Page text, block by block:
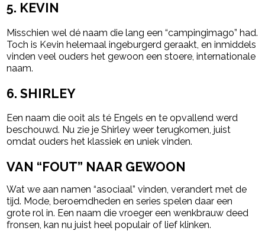
5. KEVIN
Misschien wel dé naam die lang een “campingimago” had.
Toch is Kevin helemaal ingeburgerd geraakt, en inmiddels
vinden veel ouders het gewoon een stoere, internationale
naam.
6.SHIRLEY
Een naam die ooit als té Engels en te opvallend werd
beschouwd. Nu zie je Shirley weer terugkomen, juist
omdat ouders het klassiek en uniek vinden.
VAN “FOUT” NAAR GEWOON
Wat we aan namen “asociaal” vinden, verandert met de
tijd. Mode, beroemdheden en series spelen daar een
grote rol in. Een naam die vroeger een wenkbrauw deed
fronsen, kan nu juist heel populair of lief klinken.